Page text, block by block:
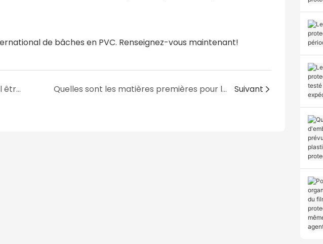
de bâches en PVC. Renseignez-vous maintenant!
Le film PVC pour jouets gonflables peut-il être fabriqué dans n'importe quelle forme, taille, couleur, spécification. Ou matériel? Quelles sont les matières premières pour la production de films gonflables en PVC ? Suivant